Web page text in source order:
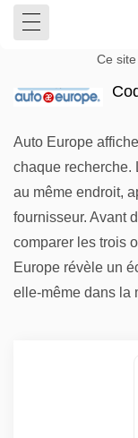
Ce
Auto Europe
chaque recherche.
au même endroit,
fournisseur. Avant
comparer les trois
Europe révèle un
elle-même dans la